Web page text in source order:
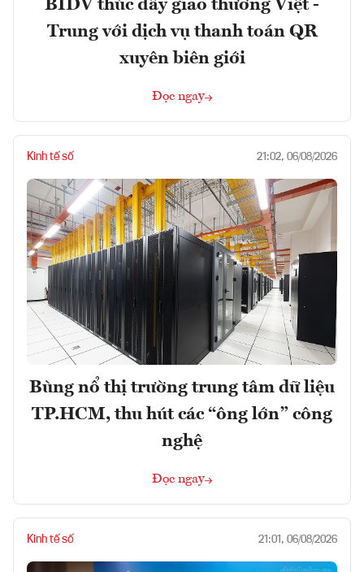
BIDV thúc đẩy giao thương Việt -
Trung với dịch vụ thanh toán QR
xuyên biên giới
Đọc ngay
Kinh tế số 21:02, 06/08/2026
Bùng nổ thị trường trung tâm dữ liệu
TP.HCM, thu hút các “ông lớn” công
nghệ
Đọc ngay
Kinh tế số 21:01, 06/08/2026